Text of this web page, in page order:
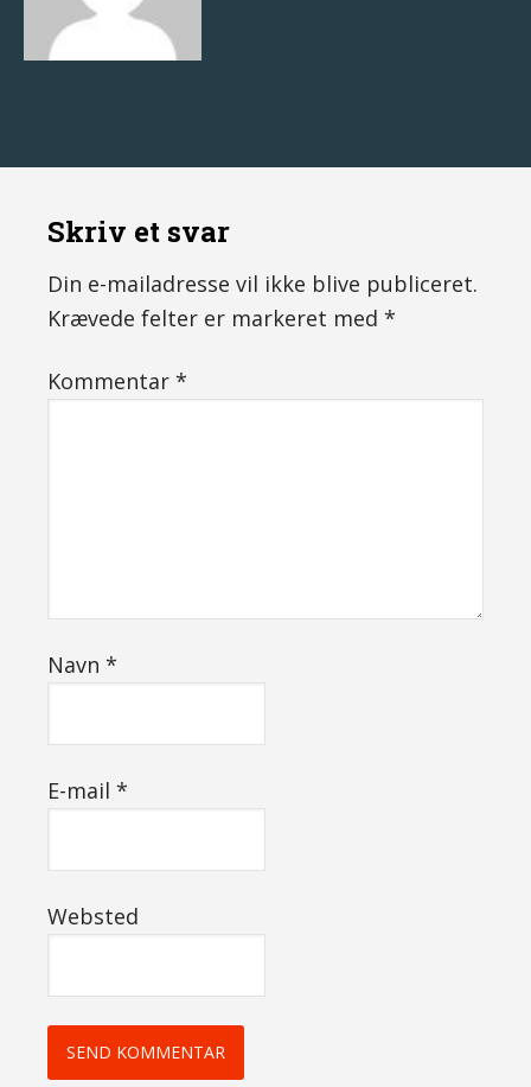
Skriv et svar
Din e-mailadresse vil ikke blive publiceret.
Krævede felter er markeret med *
Kommentar *
Navn *
E-mail *
Websted